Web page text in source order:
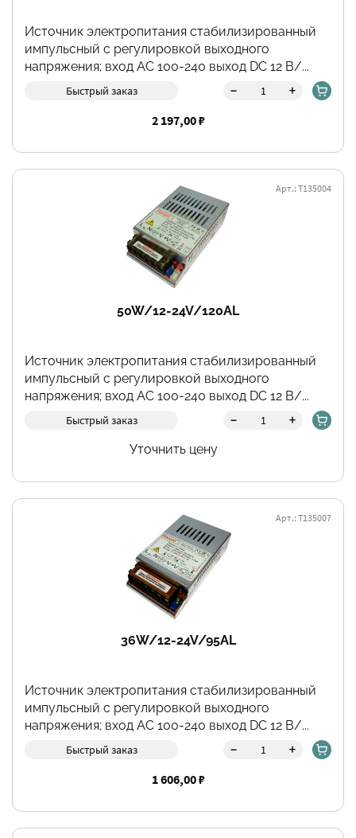
Источник электропитания стабилизированный
импульсный с регулировкой выходного
напряжения; вход АС 100-240 выход DC 12 В/...
Быстрый заказ - +
2 197,00 ₽
50W/12-24V/120AL
Арт.: Т135004
Источник электропитания стабилизированный
импульсный с регулировкой выходного
напряжения; вход АС 100-240 выход DC 12 В/...
Быстрый заказ - +
Уточнить цену
36W/12-24V/95AL
Арт.: Т135007
Источник электропитания стабилизированный
импульсный с регулировкой выходного
напряжения; вход АС 100-240 выход DC 12 В/...
Быстрый заказ - +
1 606,00 ₽